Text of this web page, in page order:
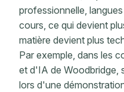
professionnelle,
cours, ce qui devient
matière devient plus
Par exemple, dans les
et d'IA de Woodbridge,
lors d'une